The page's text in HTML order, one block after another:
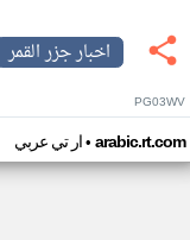
اخبار جزر القمر
PG03WV
ار تي عربي• arabic.rt.com